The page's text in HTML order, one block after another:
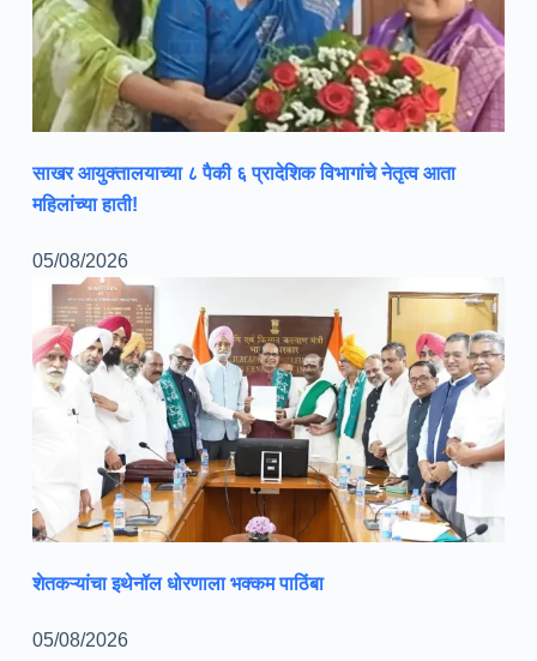
साखर आयुक्तालयाच्या ८ पैकी ६ प्रादेशिक विभागांचे नेतृत्व आता
महिलांच्या हाती!
05/08/2026
शेतकऱ्यांचा इथेनॉल धोरणाला भक्कम पाठिंबा
05/08/2026